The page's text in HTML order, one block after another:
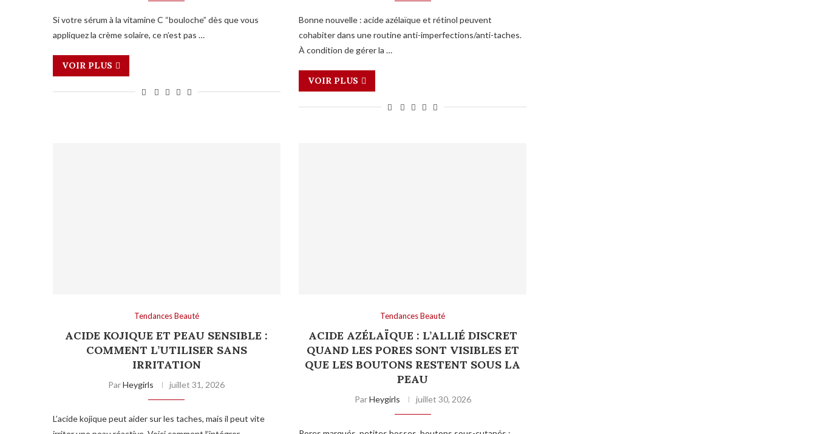
Si votre sérum à la vitamine C “bouloche” dès que vous
appliquez la crème solaire, ce n’est pas …
VOIR PLUS
Bonne nouvelle : acide azélaïque et rétinol peuvent
cohabiter dans une routine anti-imperfections/anti-taches.
À condition de gérer la …
VOIR PLUS
Tendances Beauté
ACIDE KOJIQUE ET PEAU SENSIBLE :
COMMENT L’UTILISER SANS
IRRITATION
ParHeygirls juillet 31, 2026
L’acide kojique peut aider sur les taches, mais il peut vite
Tendances Beauté
ACIDE AZÉLAÏQUE : L’ALLIÉ DISCRET
QUAND LES PORES SONT VISIBLES ET
QUE LES BOUTONS RESTENT SOUS LA
PEAU
ParHeygirls juillet 30, 2026